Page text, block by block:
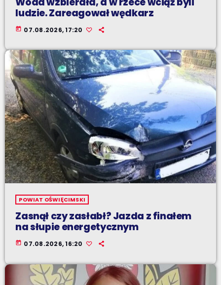
ludzie. Zareagował wędkarz
today 07.08.2026, 17:20
POWIAT OŚWIĘCIMSKI
Zasnął czy zasłabł? Jazda z finałem
na słupie energetycznym
today 07.08.2026, 16:20